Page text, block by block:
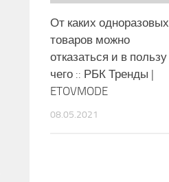
От каких одноразовых
товаров можно
отказаться и в пользу
чего :: РБК Тренды |
ETOVMODE
08.05.2021